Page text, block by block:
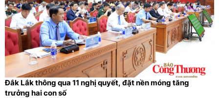
Đắk Lắk thông qua 11 nghị quyết, đặt nền móng tăng
trưởng hai con số